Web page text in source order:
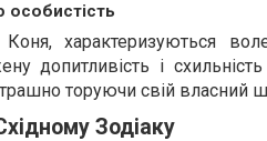
особистість
характеризуються
допитливість і
торуючи свій власний
Зодіаку